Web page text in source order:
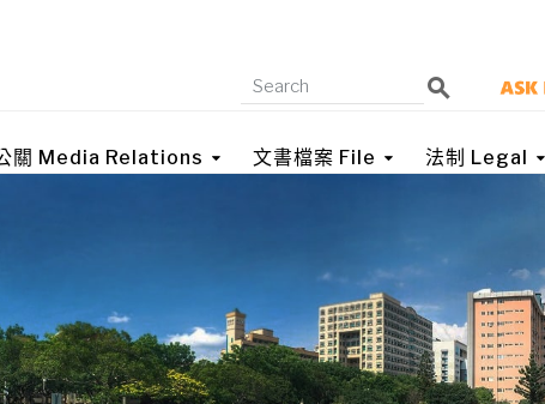
關 Media Relations 文書檔案 File 法制 Legal